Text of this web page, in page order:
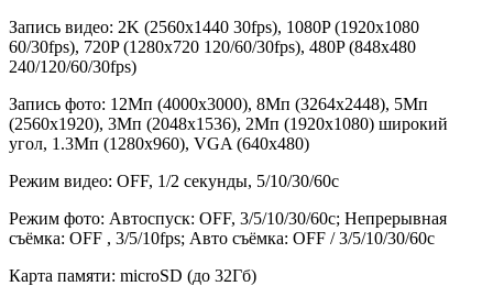
Запись видео: 2K (2560х1440 30fps), 1080P (1920х1080
60/30fps), 720P (1280х720 120/60/30fps), 480P (848х480
240/120/60/30fps)
Запись фото: 12Mп (4000x3000), 8Mп (3264x2448), 5Mп
(2560x1920), 3Mп (2048x1536), 2Мп (1920x1080) широкий
угол, 1.3Mп (1280x960), VGA (640x480)
Режим видео: OFF, 1/2 секунды, 5/10/30/60с
Режим фото: Автоспуск: OFF, 3/5/10/30/60с; Непрерывная
съёмка: OFF , 3/5/10fps; Авто съёмка: OFF / 3/5/10/30/60с
Карта памяти: microSD (до 32Гб)